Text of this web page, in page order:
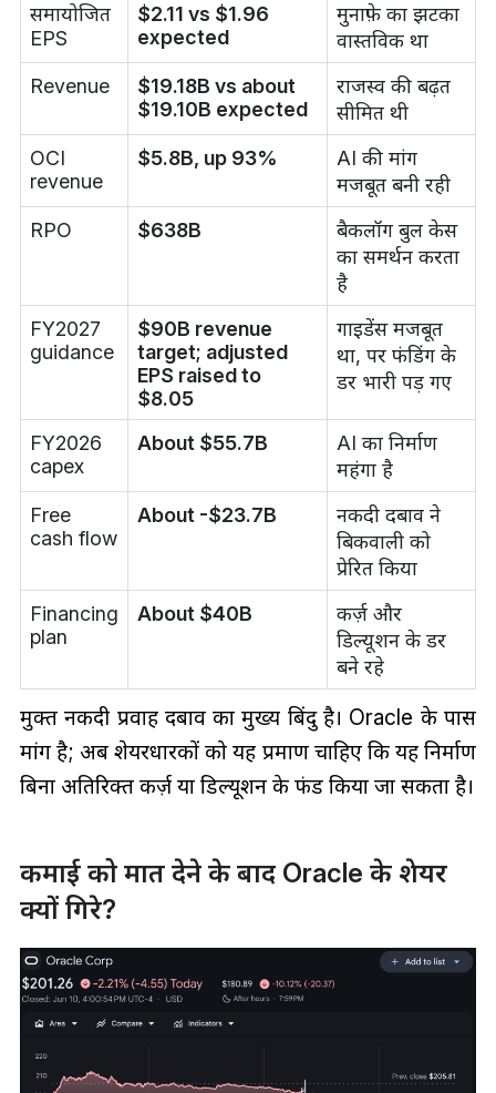
समायोजित
EPS
$2.11 vs $1.96
expected
मुनाफ़े का झटका
वास्तविक था
Revenue
$19.18B vs about
$19.10B expected
राजस्व की बढ़त
सीमित थी
OCI
revenue
$5.8B, up 93%
AI की मांग
मजबूत बनी रही
RPO
$638B
बैकलॉग बुल केस
का समर्थन करता
है
FY2027
guidance
$90B revenue
target; adjusted
EPS raised to
$8.05
गाइडेंस मजबूत
था, पर फंडिंग के
डर भारी पड़ गए
FY2026
capex
About $55.7B
AI का निर्माण
महंगा है
Free
cash flow
About -$23.7B
नकदी दबाव ने
बिकवाली को
प्रेरित किया
Financing
plan
About $40B
कर्ज़ और
डिल्यूशन के डर
बने रहे
मुक्त नकदी प्रवाह दबाव का मुख्य बिंदु है। Oracle के पास
मांग है; अब शेयरधारकों को यह प्रमाण चाहिए कि यह निर्माण
बिना अतिरिक्त कर्ज़ या डिल्यूशन के फंड किया जा सकता है।
कमाई को मात देने के बाद Oracle के शेयर
क्यों गिरे?